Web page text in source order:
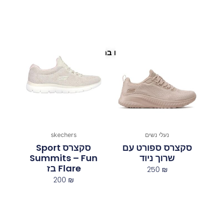
פריטים נוספים במיוחד בשבילך
נעלי נשים
סקצרס ספורט עם
שרוך ניוד
250 ₪
skechers
סקצרס Sport
Summits – Fun
Flare בז
200 ₪